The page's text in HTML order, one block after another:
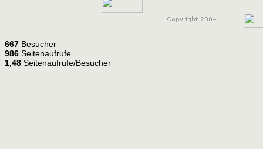
667 Besucher
986 Seitenaufrufe
1,48 Seitenaufrufe/Besucher